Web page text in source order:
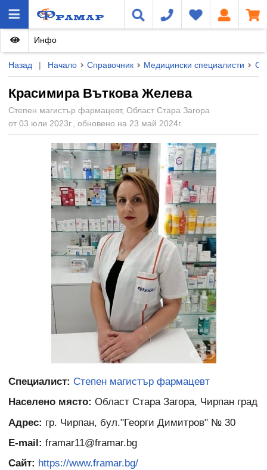
Назад | Начало Справочник Медицински специалисти
Красимира Въткова Желева
Степен магистър фармацевт, Област Стара Загора
от 03 юли 2023г., обновено на 23 май 2024г.
Инфо
Специалист: Степен магистър фармацевт
Населено място: Област Стара Загора, Чирпан град
Адрес: гр. Чирпан, бул."Георги Димитров" № 30
E-mail: framar11@framar.bg
Сайт: https://www.framar.bg/